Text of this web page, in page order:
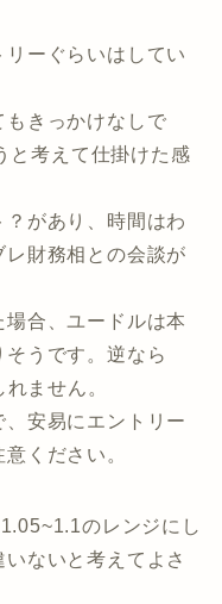
ーぐらいはしてい
もきっかけなしで
と考えて仕掛けた感
があり、時間はわ
財務相との会談が
合、ユードルは本
うです。逆なら
ません。
安易にエントリー
ください。
のレンジにし
ないと考えてよさ